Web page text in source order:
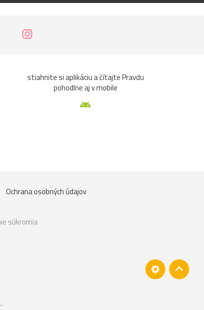
stiahnite si aplikáciu a čítajte Pravdu
pohodlne aj v mobile
Ochrana osobných údajov
súkromia
.